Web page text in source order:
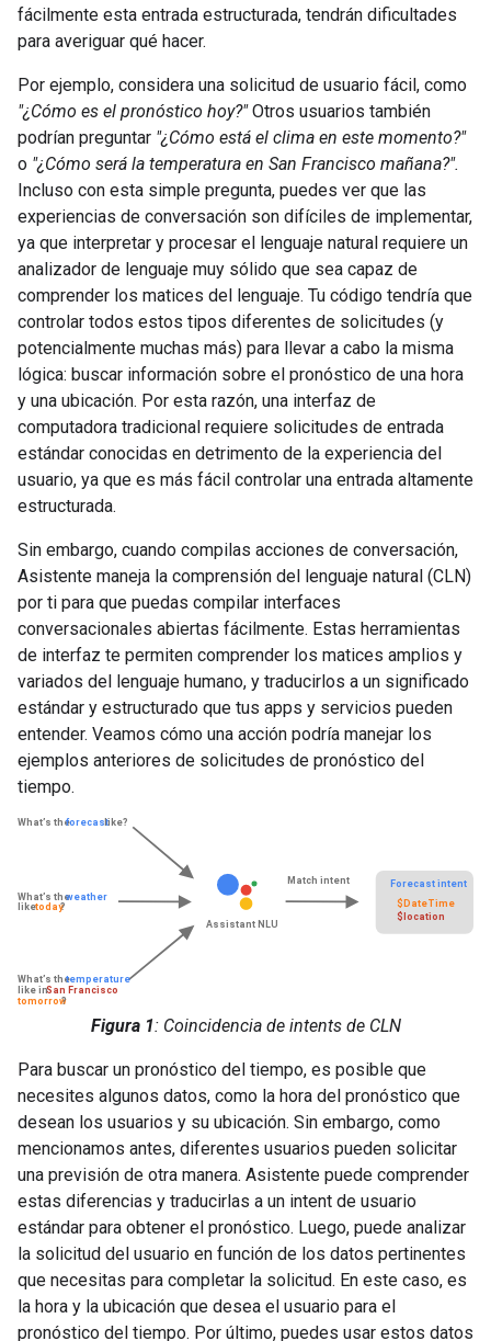
fácilmente esta entrada estructurada, tendrán dificultades
para averiguar qué hacer.
Por ejemplo, considera una solicitud de usuario fácil, como
"¿Cómo es el pronóstico hoy?"Otros usuarios también
podrían preguntar "¿Cómo está el clima en este momento?"
o "¿Cómo será la temperatura en San Francisco mañana?".
Incluso con esta simple pregunta, puedes ver que las
experiencias de conversación son difíciles de implementar,
ya que interpretar y procesar el lenguaje natural requiere un
analizador de lenguaje muy sólido que sea capaz de
comprender los matices del lenguaje. Tu código tendría que
controlar todos estos tipos diferentes de solicitudes (y
potencialmente muchas más) para llevar a cabo la misma
lógica: buscar información sobre el pronóstico de una hora
y una ubicación. Por esta razón, una interfaz de
computadora tradicional requiere solicitudes de entrada
estándar conocidas en detrimento de la experiencia del
usuario, ya que es más fácil controlar una entrada altamente
estructurada.
Sin embargo, cuando compilas acciones de conversación,
Asistente maneja la comprensión del lenguaje natural (CLN)
por ti para que puedas compilar interfaces
conversacionales abiertas fácilmente. Estas herramientas
de interfaz te permiten comprender los matices amplios y
variados del lenguaje humano, y traducirlos a un significado
estándar y estructurado que tus apps y servicios pueden
entender. Veamos cómo una acción podría manejar los
ejemplos anteriores de solicitudes de pronóstico del
tiempo.
Figura 1: Coincidencia de intents de CLN
Para buscar un pronóstico del tiempo, es posible que
necesites algunos datos, como la hora del pronóstico que
desean los usuarios y su ubicación. Sin embargo, como
mencionamos antes, diferentes usuarios pueden solicitar
una previsión de otra manera. Asistente puede comprender
estas diferencias y traducirlas a un intent de usuario
estándar para obtener el pronóstico. Luego, puede analizar
la solicitud del usuario en función de los datos pertinentes
que necesitas para completar la solicitud. En este caso, es
la hora y la ubicación que desea el usuario para el
pronóstico del tiempo. Por último, puedes usar estos datos